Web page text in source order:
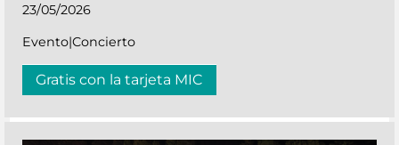
23/05/2026
Evento|Concierto
Gratis con la tarjeta MIC